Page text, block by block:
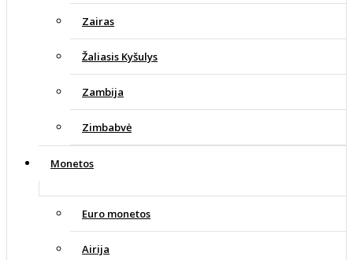
Zairas
Žaliasis Kyšulys
Zambija
Zimbabvė
Monetos
Euro monetos
Airija